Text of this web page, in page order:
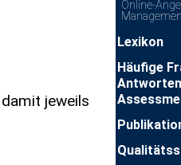
Online-
Lexikon
Häufige
jeweils